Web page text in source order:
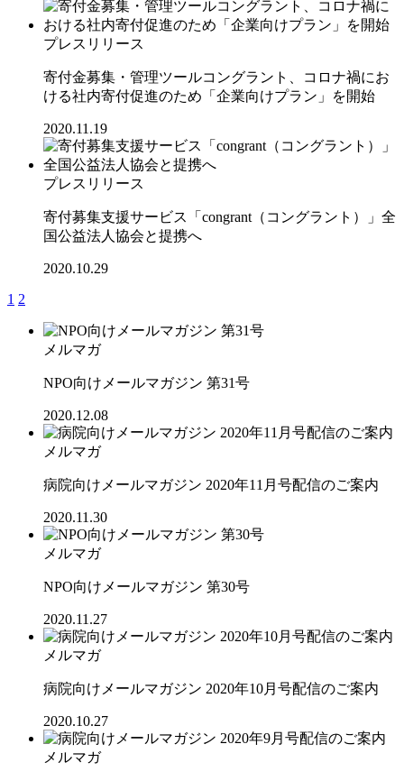
プレスリリース
寄付金募集・管理ツールコングラント、コロナ禍にお
ける社内寄付促進のため「企業向けプラン」を開始
2020.11.19
プレスリリース
寄付募集支援サービス「congrant（コングラント）」全
国公益法人協会と提携へ
2020.10.29
1 2
メルマガ
NPO向けメールマガジン 第31号
2020.12.08
メルマガ
病院向けメールマガジン 2020年11月号配信のご案内
2020.11.30
メルマガ
NPO向けメールマガジン 第30号
2020.11.27
メルマガ
病院向けメールマガジン 2020年10月号配信のご案内
2020.10.27
メルマガ